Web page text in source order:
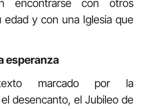
encontrarse con otros
y con una Iglesia que
esperanza
marcado por la
desencanto, el Jubileo de